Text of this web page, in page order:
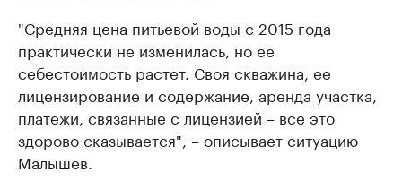
"Средняя цена питьевой воды с 2015 года
практически не изменилась, но ее
себестоимость растет. Своя скважина, ее
лицензирование и содержание, аренда участка,
платежи, связанные с лицензией – все это
здорово сказывается", – описывает ситуацию
Малышев.